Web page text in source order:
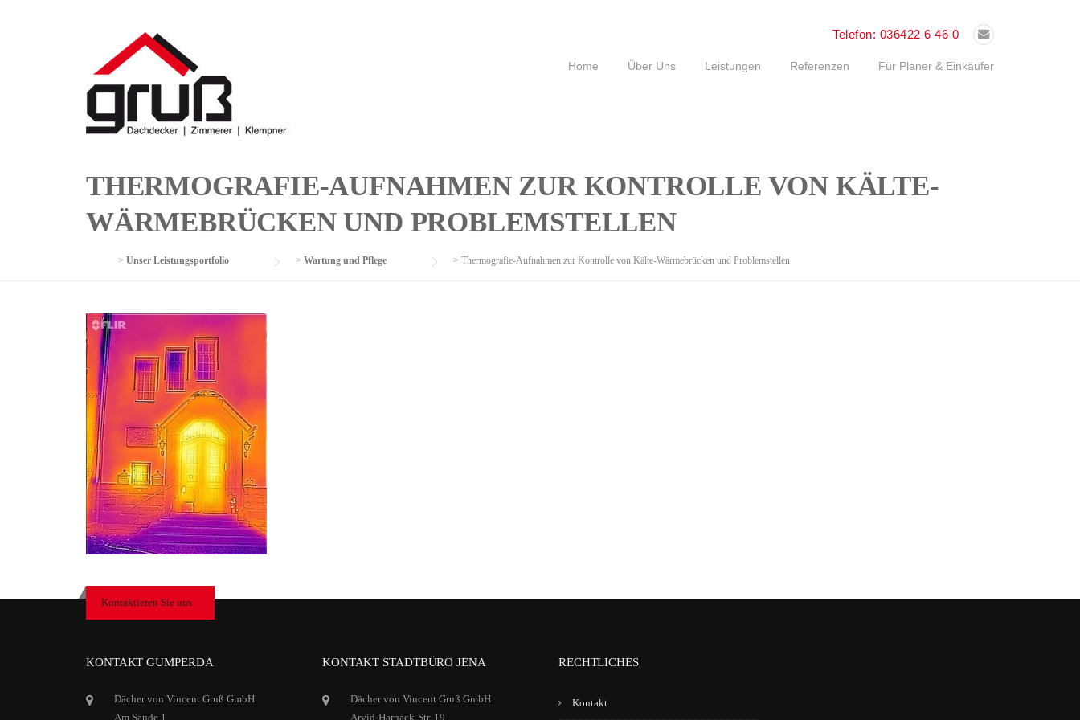
Telefon: 036422 6 46 0
Home Über Uns Leistungen Referenzen Für Planer & Einkäufer
THERMOGRAFIE-AUFNAHMEN ZUR KONTROLLE VON KÄLTE-
WÄRMEBRÜCKEN UND PROBLEMSTELLEN
> Unser Leistungsportfolio > Wartung und Pflege > Thermografie-Aufnahmen zur Kontrolle von Kälte-Wärmebrücken und Problemstellen
Kontaktieren Sie uns
KONTAKT GUMPERDA
Dächer von Vincent Gruß GmbH
Am Sande 1
KONTAKT STADTBÜRO JENA
Dächer von Vincent Gruß GmbH
Arvid-Harnack-Str. 19
RECHTLICHES
Kontakt